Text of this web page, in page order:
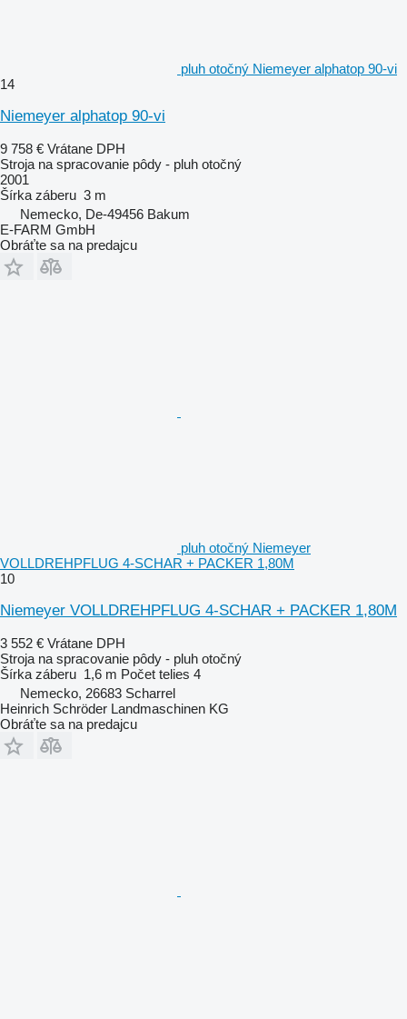
pluh otočný Niemeyer alphatop 90-vi
14
Niemeyer alphatop 90-vi
9 758 € Vrátane DPH
Stroja na spracovanie pôdy - pluh otočný
2001
Šírka záberu 3 m
Nemecko, De-49456 Bakum
E-FARM GmbH
Obráťte sa na predajcu
pluh otočný Niemeyer
VOLLDREHPFLUG 4-SCHAR + PACKER 1,80M
10
Niemeyer VOLLDREHPFLUG 4-SCHAR + PACKER 1,80M
3 552 € Vrátane DPH
Stroja na spracovanie pôdy - pluh otočný
Šírka záberu 1,6 m Počet telies 4
Nemecko, 26683 Scharrel
Heinrich Schröder Landmaschinen KG
Obráťte sa na predajcu